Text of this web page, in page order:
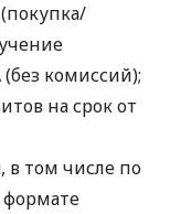
(без комиссий);
на срок от
в том числе по